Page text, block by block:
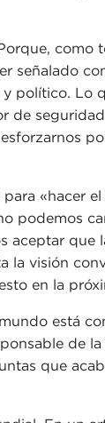
como
señalado
político. Lo
de
«hacer
podemos
aceptar que
la visión
en la
está
de
que